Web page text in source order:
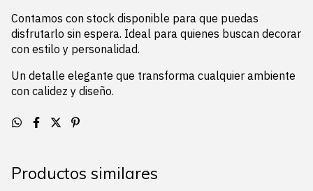
Contamos con stock disponible para que puedas
disfrutarlo sin espera. Ideal para quienes buscan decorar
con estilo y personalidad.
Un detalle elegante que transforma cualquier ambiente
con calidez y diseño.
Productos similares